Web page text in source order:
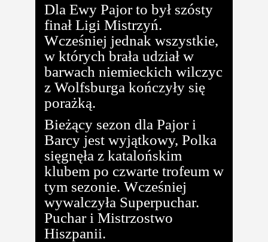
Dla Ewy Pajor to był szósty
finał Ligi Mistrzyń.
Wcześniej jednak wszystkie,
w których brała udział w
barwach niemieckich wilczyc
z Wolfsburga kończyły się
porażką.
Bieżący sezon dla Pajor i
Barcy jest wyjątkowy, Polka
sięgnęła z katalońskim
klubem po czwarte trofeum w
tym sezonie. Wcześniej
wywalczyła Superpuchar.
Puchar i Mistrzostwo
Hiszpanii.